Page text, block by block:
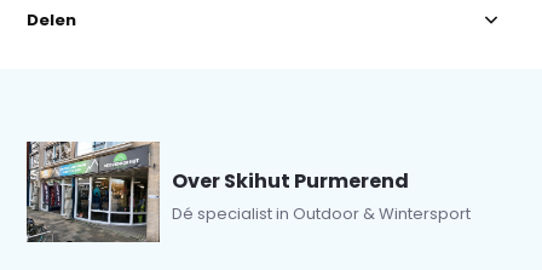
Delen
Over Skihut Purmerend
Dé specialist in Outdoor & Wintersport